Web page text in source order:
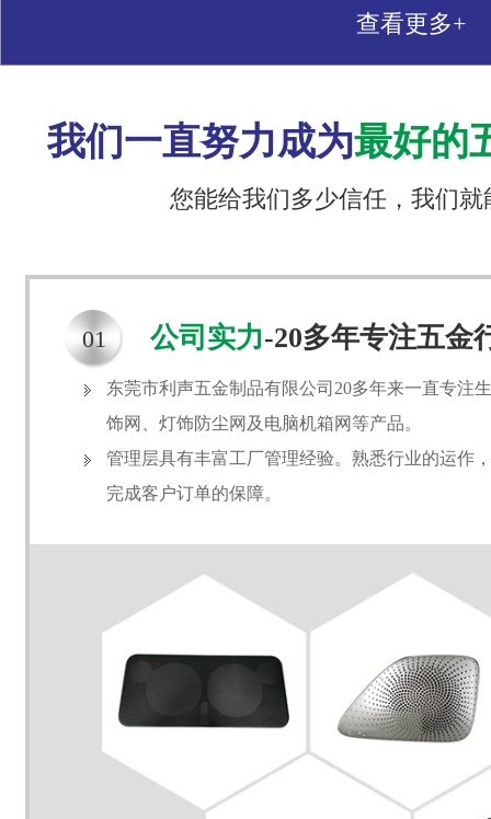
查看更多+
我们一直努力成为最好的
您能给我们多少信任，我们
01 公司实力-20多年专注五金
东莞市利声五金制品有限公司20多年来一直专注
饰网、灯饰防尘网及电脑机箱网等产品。
管理层具有丰富工厂管理经验。熟悉行业的运作
完成客户订单的保障。